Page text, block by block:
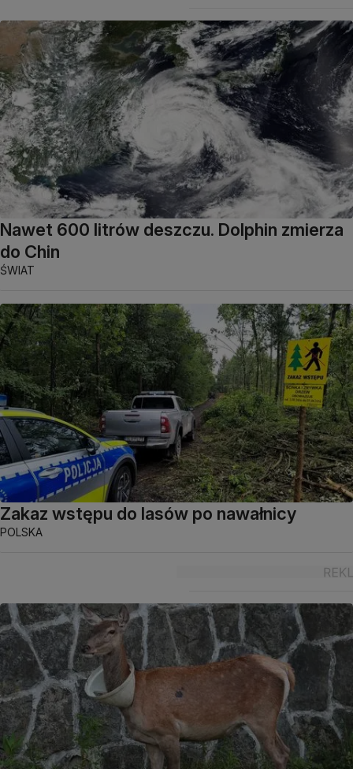
Nawet 600 litrów deszczu. Dolphin zmierza
do Chin
ŚWIAT
Zakaz wstępu do lasów po nawałnicy
POLSKA